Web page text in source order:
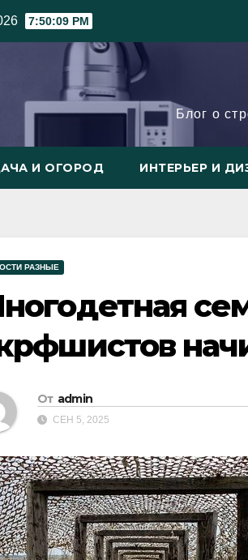
7:50:09 PM
Блог о
И ОГОРОД ИНТЕРЬЕР И
РАЗНЫЕ
От admin
СЕН 5, 2025